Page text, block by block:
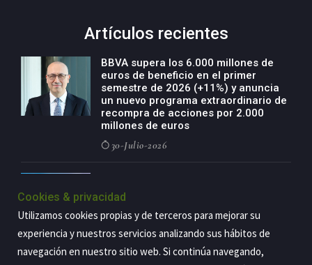
Artículos recientes
BBVA supera los 6.000 millones de
euros de beneficio en el primer
semestre de 2026 (+11%) y anuncia
un nuevo programa extraordinario de
recompra de acciones por 2.000
millones de euros
30-Julio-2026
negocio agro con un modelo global
de especialización presente en siete
países
29-Julio-2026
Cookies & privacidad
Utilizamos cookies propias y de terceros para mejorar su
experiencia y nuestros servicios analizando sus hábitos de
navegación en nuestro sitio web. Si continúa navegando,